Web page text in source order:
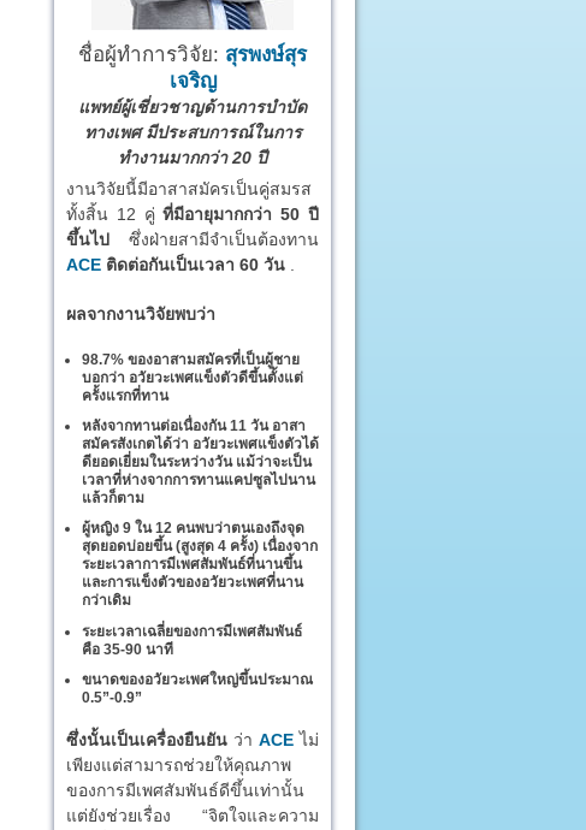
ชื่อผู้ทำการวิจัย: สุรพงษ์สุร
เจริญ
แพทย์ผู้เชี่ยวชาญด้านการบำบัด
ทางเพศ มีประสบการณ์ในการ
ทำงานมากกว่า 20 ปี
งานวิจัยนี้มีอาสาสมัครเป็นคู่สมรส
ทั้งสิ้น 12 คู่ที่มีอายุมากกว่า 50 ปี
ขึ้นไป ซึ่งฝ่ายสามีจำเป็นต้องทาน
ACE ติดต่อกันเป็นเวลา 60 วัน
ผลจากงานวิจัยพบว่า
98.7% ของอาสามสมัครที่เป็นผู้ชาย
บอกว่า อวัยวะเพศแข็งตัวดีขึ้นตั้งแต่
ครั้งแรกที่ทาน
หลังจากทานต่อเนื่องกัน 11 วัน อาสา
สมัครสังเกตได้ว่า อวัยวะเพศแข็งตัวได้
ดียอดเยี่ยมในระหว่างวัน แม้ว่าจะเป็น
เวลาที่ห่างจากการทานแคปซูลไปนาน
แล้วก็ตาม
ผู้หญิง 9 ใน 12 คนพบว่าตนเองถึงจุด
สุดยอดบ่อยขึ้น (สูงสุด 4 ครั้ง) เนื่องจาก
ระยะเวลาการมีเพศสัมพันธ์ที่นานขึ้น
และการแข็งตัวของอวัยวะเพศที่นาน
กว่าเดิม
ระยะเวลาเฉลี่ยของการมีเพศสัมพันธ์
คือ 35-90 นาที
ขนาดของอวัยวะเพศใหญ่ขึ้นประมาณ
0.5”-0.9”
ซึ่งนั้นเป็นเครื่องยืนยัน ว่า ACE ไม่
เพียงแต่สามารถช่วยให้คุณภาพ
ของการมีเพศสัมพันธ์ดีขึ้นเท่านั้น
แต่ยังช่วยเรื่อง “จิตใจและความ